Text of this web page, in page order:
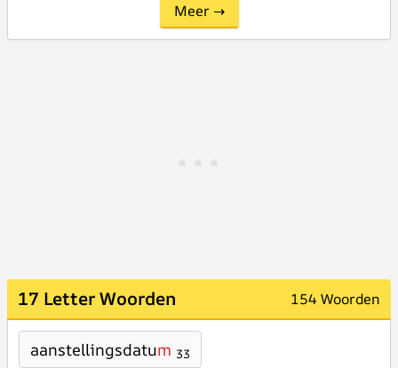
Meer →
17 Letter Woorden 154 Woorden
aanstellingsdatum 33